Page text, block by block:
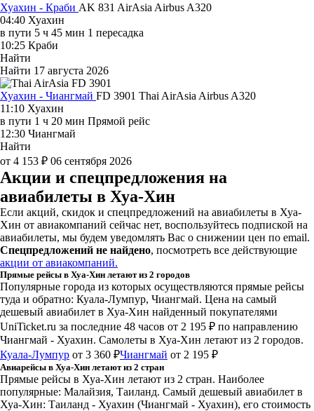
Хуахин - Краби AK 831 AirAsia Airbus A320
04:40 Хуахин
в пути 5 ч 45 мин 1 пересадка
10:25 Краби
Найти
Найти 17 августа 2026
Хуахин - Чиангмай FD 3901 Thai AirAsia Airbus A320
11:10 Хуахин
в пути 1 ч 20 мин Прямой рейс
12:30 Чиангмай
Найти
от 4 153 ₽ 06 сентября 2026
Акции и спецпредложения на
авиабилеты в Хуа-Хин
Если акций, скидок и спецпредложений на авиабилеты в Хуа-
Хин от авиакомпаний сейчас нет, воспользуйтесь подпиской на
авиабилеты, мы будем уведомлять Вас о снижении цен по email.
Спецпредложений не найдено, посмотреть все действующие
акции от авиакомпаний.
Прямые рейсы в Хуа-Хин летают из 2 городов
Популярные города из которых осуществляются прямые рейсы
туда и обратно: Куала-Лумпур, Чиангмай. Цена на самый
дешевый авиабилет в Хуа-Хин найденный покупателями
UniTicket.ru за последние 48 часов от 2 195 ₽ по направлению
Чиангмай - Хуахин. Самолеты в Хуа-Хин летают из 2 городов.
Куала-Лумпур от 3 360 ₽Чиангмай от 2 195 ₽
Авиарейсы в Хуа-Хин летают из 2 стран
Прямые рейсы в Хуа-Хин летают из 2 стран. Наиболее
популярные: Малайзия, Таиланд. Самый дешевый авиабилет в
Хуа-Хин: Таиланд - Хуахин (Чиангмай - Хуахин), его стоимость